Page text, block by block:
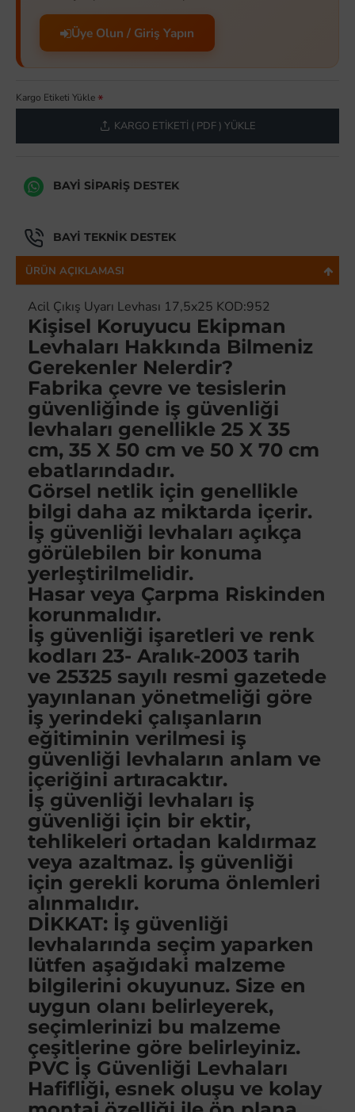
Üye Olun / Giriş Yapın
Kargo Etiketi Yükle
KARGO ETIKETI ( PDF ) YÜKLE
BAYI SIPARIŞ DESTEK
BAYI TEKNIK DESTEK
ÜRÜN AÇIKLAMASI
Acil Çıkış Uyarı Levhası 17,5x25 KOD:952
Kişisel Koruyucu Ekipman
Levhaları Hakkında Bilmeniz
Gerekenler Nelerdir?
Fabrika çevre ve tesislerin
güvenliğinde iş güvenliği
levhaları genellikle 25 X 35
cm, 35 X 50 cm ve 50 X 70 cm
ebatlarındadır.
Görsel netlik için genellikle
bilgi daha az miktarda içerir.
İş güvenliği levhaları açıkça
görülebilen bir konuma
yerleştirilmelidir.
Hasar veya Çarpma Riskinden
korunmalıdır.
İş güvenliği işaretleri ve renk
kodları 23- Aralık-2003 tarih
ve 25325 sayılı resmi gazetede
yayınlanan yönetmeliği göre
iş yerindeki çalışanların
eğitiminin verilmesi iş
güvenliği levhaların anlam ve
içeriğini artıracaktır.
İş güvenliği levhaları iş
güvenliği için bir ektir,
tehlikeleri ortadan kaldırmaz
veya azaltmaz. İş güvenliği
için gerekli koruma önlemleri
alınmalıdır.
DİKKAT: İş güvenliği
levhalarında seçim yaparken
lütfen aşağıdaki malzeme
bilgilerini okuyunuz. Size en
uygun olanı belirleyerek,
seçimlerinizi bu malzeme
çeşitlerine göre belirleyiniz.
PVC İş Güvenliği Levhaları
Hafifliği, esnek oluşu ve kolay